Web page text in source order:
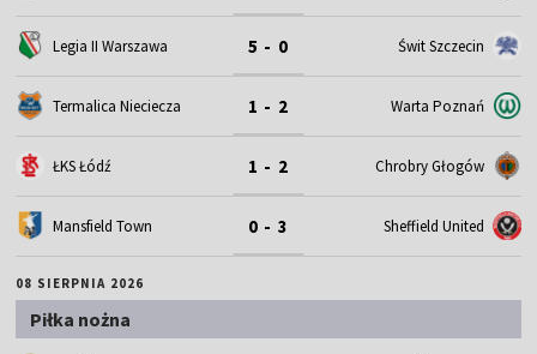
Legia II Warszawa 5 - 0 Świt Szczecin
Termalica Nieciecza 1 - 2 Warta Poznań
ŁKS Łódź 1 - 2 Chrobry Głogów
Mansfield Town 0 - 3 Sheffield United
08 SIERPNIA 2026
Piłka nożna